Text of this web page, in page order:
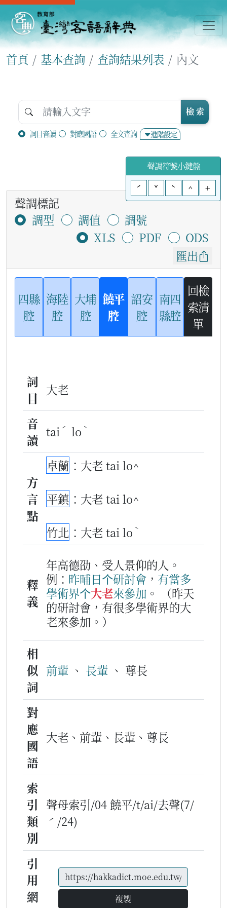
首頁 基本查詢 查詢結果列表 內文
詞目音讀 對應國語 全文查詢 進階設定
檢 索
聲調符號小鍵盤
ˊ
ˇ ˋ ^ +
聲調標記
調型
調值
調號
XLS
PDF
ODS
匯出
四縣
腔
海陸
腔
大埔
腔
饒平
腔
詔安
腔
南四
縣腔
回檢
索清
單
詞
目
大老
音
讀
tai ˊ lo ˋ
方
言
點
卓蘭 ：大老 tai lo^
平鎮 ：大老 tai lo^
竹北 ：大老 tai lo ˋ
釋
義
年高德劭、受人景仰的人。
例： 昨晡日个研討會 ， 有當多
學術界个大老來參加 。
（昨天
的研討會，有很多學術界的大
老來參加。）
相
似
詞
前輩 、 長輩 、 尊長
對
應
國
語
大老、前輩、長輩、尊長
索
引
類
別
聲母索引/04 饒平/t/ai/去聲(7/
ˊ/24)
引
用
網
複製